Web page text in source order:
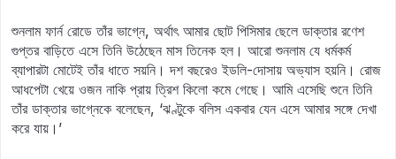
শুনলাম ফার্ন রোডে তাঁর ভাগ্নে, অর্থাৎ আমার ছোট পিসিমার ছেলে ডাক্তার রণেশ
গুপ্তর বাড়িতে এসে তিনি উঠেছেন মাস তিনেক হল। আরো শুনলাম যে ধর্মকর্ম
ব্যাপারটা মোটেই তাঁর ধাতে সয়নি। দশ বছরেও ইডলি-দোসায় অভ্যাস হয়নি। রোজ
আধপেটা খেয়ে ওজন নাকি প্রায় ত্রিশ কিলো কমে গেছে। আমি এসেছি শুনে তিনি
তাঁর ডাক্তার ভাগ্নেকে বলেছেন, ‘ঝণ্টুকে বলিস একবার যেন এসে আমার সঙ্গে দেখা
করে যায়।’